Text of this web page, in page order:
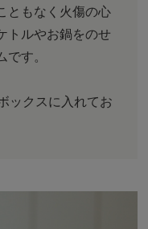
ともなく火傷の心
トルやお鍋をのせ
す。
ックスに入れてお